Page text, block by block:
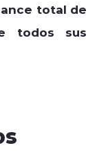
total de
todos sus